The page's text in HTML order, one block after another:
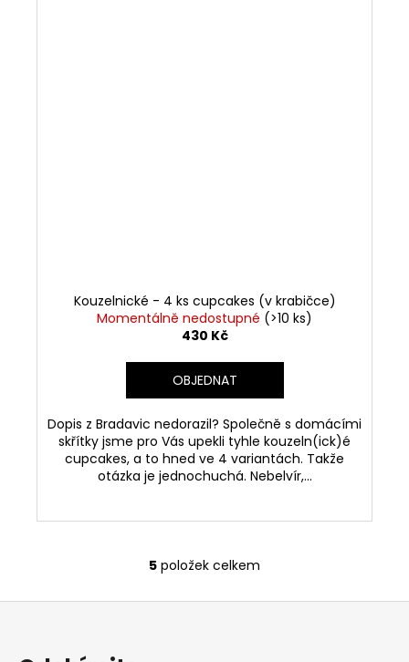
Kouzelnické - 4 ks cupcakes (v krabičce)
Momentálně nedostupné (>10 ks)
430 Kč
OBJEDNAT
Dopis z Bradavic nedorazil? Společně s domácími
skřítky jsme pro Vás upekli tyhle kouzeln(ick)é
cupcakes, a to hned ve 4 variantách. Takže
otázka je jednochuchá. Nebelvír,...
O
v
5 položek celkem